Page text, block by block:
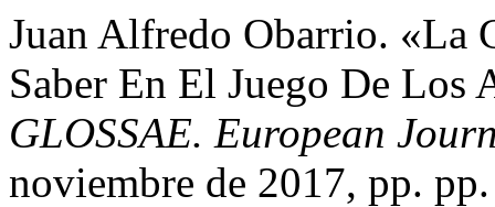
Juan Alfredo Obarrio. «La
Saber En El Juego De Los
GLOSSAE. European
noviembre de 2017, pp.